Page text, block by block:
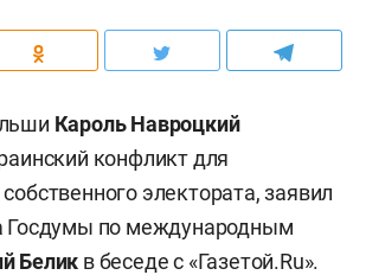
Кароль Навроцкий
конфликт для
электората, заявил
Госдумы по международным
Белик в беседе с «Газетой.Ru».